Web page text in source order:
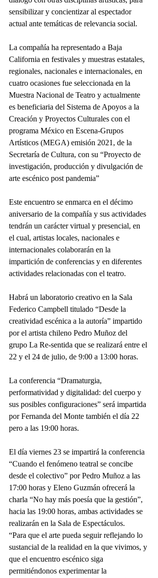
sensibilizar y concientizar al espectador
actual ante temáticas de relevancia social.
La compañía ha representado a Baja
California en festivales y muestras estatales,
regionales, nacionales e internacionales, en
cuatro ocasiones fue seleccionada en la
Muestra Nacional de Teatro y actualmente
es beneficiaria del Sistema de Apoyos a la
Creación y Proyectos Culturales con el
programa México en Escena-Grupos
Artísticos (MEGA) emisión 2021, de la
Secretaría de Cultura, con su “Proyecto de
investigación, producción y divulgación de
arte escénico post pandemia”
Este encuentro se enmarca en el décimo
aniversario de la compañía y sus actividades
tendrán un carácter virtual y presencial, en
el cual, artistas locales, nacionales e
internacionales colaborarán en la
impartición de conferencias y en diferentes
actividades relacionadas con el teatro.
Habrá un laboratorio creativo en la Sala
Federico Campbell titulado “Desde la
creatividad escénica a la autoría” impartido
por el artista chileno Pedro Muñoz del
grupo La Re-sentida que se realizará entre el
22 y el 24 de julio, de 9:00 a 13:00 horas.
La conferencia “Dramaturgia,
performatividad y digitalidad: del cuerpo y
sus posibles configuraciones” será impartida
por Fernanda del Monte también el día 22
pero a las 19:00 horas.
El día viernes 23 se impartirá la conferencia
“Cuando el fenómeno teatral se concibe
desde el colectivo” por Pedro Muñoz a las
17:00 horas y Eleno Guzmán ofrecerá la
charla “No hay más poesía que la gestión”,
hacia las 19:00 horas, ambas actividades se
realizarán en la Sala de Espectáculos.
“Para que el arte pueda seguir reflejando lo
sustancial de la realidad en la que vivimos, y
que el encuentro escénico siga
permitiéndonos experimentar la